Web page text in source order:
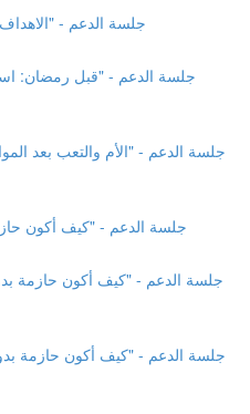
جلسة الدعم - "الاهداف
جلسة الدعم - "قبل رمضان:
جلسة الدعم - "الأم والتعب بعد
جلسة الدعم - "كيف أكون حازمة
جلسة الدعم - "كيف أكون حازمة
جلسة الدعم - "كيف أكون حازمة